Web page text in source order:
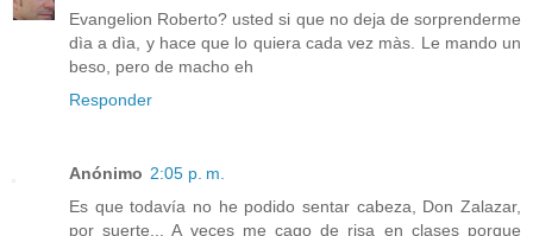
Evangelion Roberto? usted si que no deja de sorprenderme
dìa a dìa, y hace que lo quiera cada vez màs. Le mando un
beso, pero de macho eh
Responder
Anónimo 2:05 p. m.
Es que todavía no he podido sentar cabeza, Don Zalazar,
por suerte... A veces me cago de risa en clases porque